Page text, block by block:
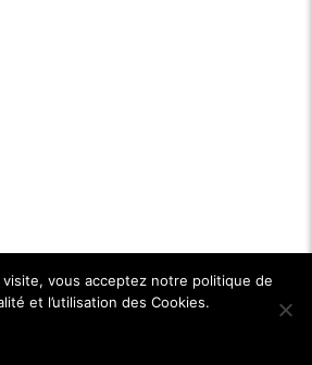
vous acceptez notre politique de
et l’utilisation des Cookies.